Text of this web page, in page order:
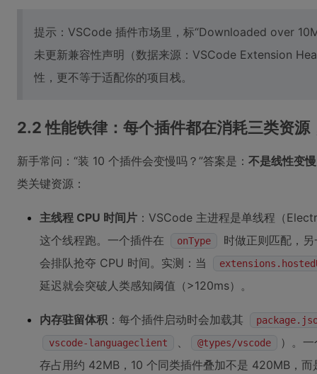
提示：VSCode 插件市场里，标“Downloaded over
未更新兼容性声明（数据来源：VSCode Extension
性，更不等于适配你的项目栈。
2.2 性能铁律：每个插件都在消耗三类资源
新手常问：“装 10 个插件会变慢吗？”答案是： 不是线性变
类关键资源：
主线程 CPU 时间片 ：VSCode 主进程是单线程（
这个线程跑。一个插件在
onType
时做正则匹配，
会排队抢夺 CPU 时间。实测：当
延迟就会突破人类感知阈值（>120ms）。
内存驻留体积 ：每个插件启动时会加载其
vscode-languageclient
、 @types/vscode
）。
存占用约 42MB，10 个同类插件叠加不是 420MB，